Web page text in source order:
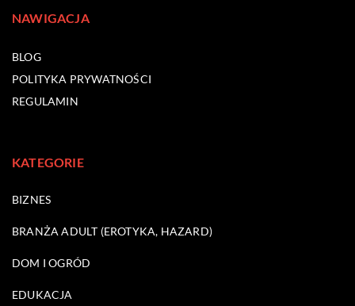
NAWIGACJA
BLOG
POLITYKA PRYWATNOŚCI
REGULAMIN
KATEGORIE
BIZNES
BRANŻA ADULT (EROTYKA, HAZARD)
DOM I OGRÓD
EDUKACJA